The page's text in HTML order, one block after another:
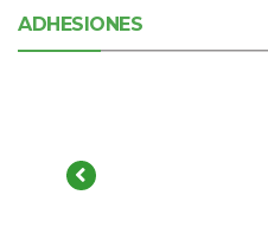
ADHESIONES